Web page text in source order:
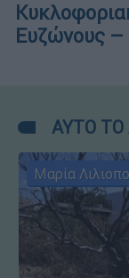
Ευζώνους
ΑΥΤΟ ΤΟ
Μαρία